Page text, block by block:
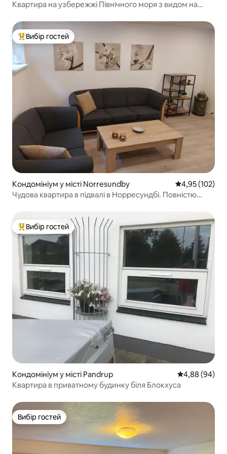
Квартира на узбережжі Північного моря з видом на
Топ вибір гостей
Вибір гостей
Кондомініум у місті Norresundby Середня
4,95 (102)
Чудова квартира в підвалі в Норресундбі. Повністю
Топ вибір гостей
Вибір гостей
Кондомініум у місті Pandrup Середня
4,88 (94)
Квартира в приватному будинку біля Блокхуса
Вибір гостей
Вибір гостей